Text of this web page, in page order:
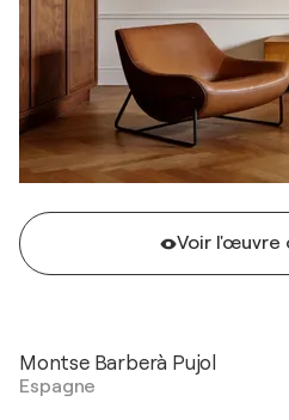
Voir l'œuvre
Montse Barberà Pujol
Espagne